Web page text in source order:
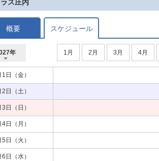
ス庄内
概要 スケジュール
年
年
年
1月 2月 3月 4月
日（金）
日（土）
日（日）
日（月）
日（火）
日（水）